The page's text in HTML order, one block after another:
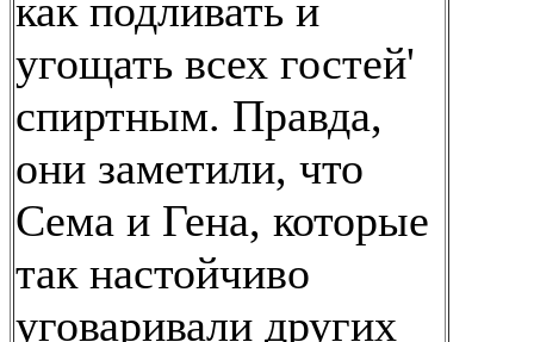
как подливать и
угощать всех гостей'
спиртным. Правда,
они заметили, что
Сема и Гена, которые
так настойчиво
уговаривали других